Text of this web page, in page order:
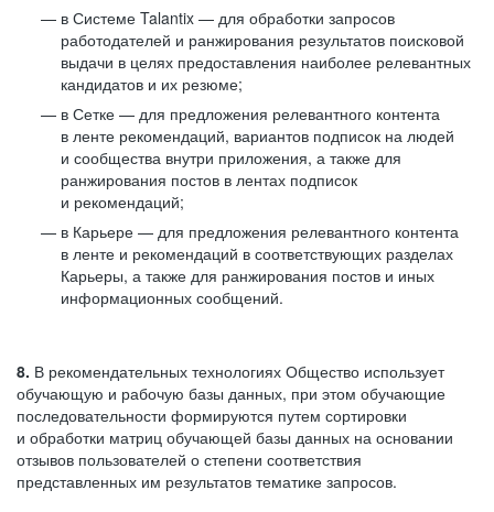
в Системе Talantix — для обработки запросов
работодателей и ранжирования результатов поисковой
выдачи в целях предоставления наиболее релевантных
кандидатов и их резюме;
в Сетке — для предложения релевантного контента
в ленте рекомендаций, вариантов подписок на людей
и сообщества внутри приложения, а также для
ранжирования постов в лентах подписок
и рекомендаций;
в Карьере — для предложения релевантного контента
в ленте и рекомендаций в соответствующих разделах
Карьеры, а также для ранжирования постов и иных
информационных сообщений.
8. В рекомендательных технологиях Общество использует
обучающую и рабочую базы данных, при этом обучающие
последовательности формируются путем сортировки
и обработки матриц обучающей базы данных на основании
отзывов пользователей о степени соответствия
представленных им результатов тематике запросов.